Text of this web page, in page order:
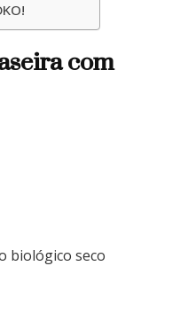
com
biológico seco